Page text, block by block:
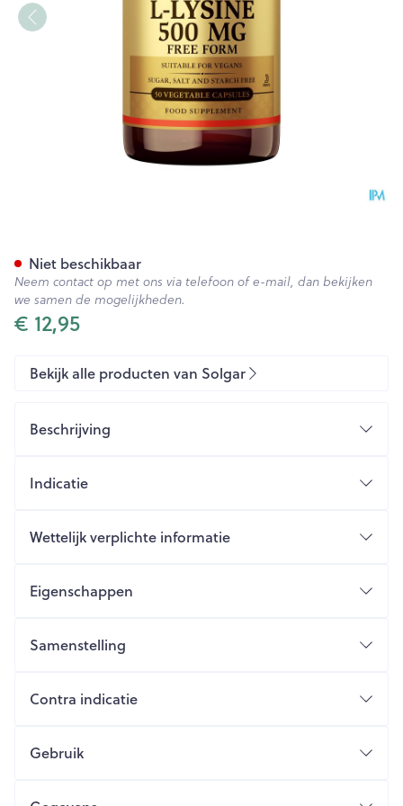
€ 12,95
Niet beschikbaar
Neem contact op met ons via telefoon of e-mail, dan bekijken
we samen de mogelijkheden.
Bekijk alle producten van Solgar
Beschrijving
Indicatie
Wettelijk verplichte informatie
Eigenschappen
Samenstelling
Contra indicatie
Gebruik